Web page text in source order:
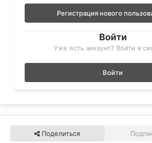
Регистрация нового
Войти
Уже есть аккаунт? Войти в
Войти
Поделиться